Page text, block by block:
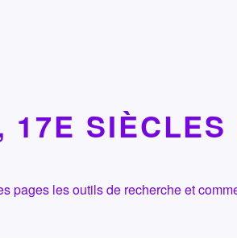
17E SIÈCLES
pages les outils de recherche et